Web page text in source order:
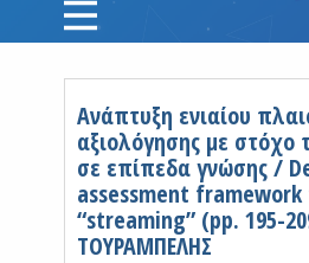
Ανάπτυξη ενιαίου
αξιολόγησης με στόχο
σε επίπεδα γνώσης /
assessment
“streaming” (pp. 195-
ΤΟΥΡΑΜΠΕΛΗΣ